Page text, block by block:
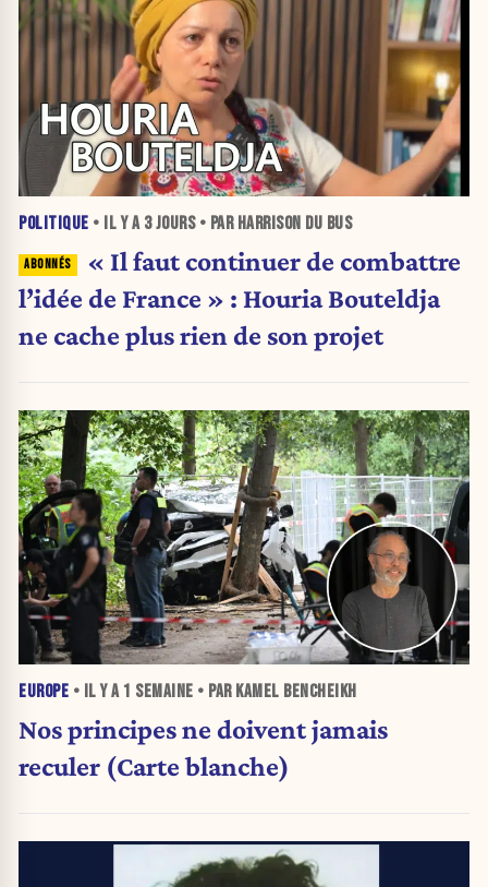
POLITIQUE • IL Y A 3 JOURS• PAR HARRISON DU BUS
« Il faut continuer de combattre
l’idée de France » : Houria Bouteldja
ne cache plus rien de son projet
EUROPE • IL Y A 1 SEMAINE • PAR KAMEL BENCHEIKH
Nos principes ne doivent jamais
reculer (Carte blanche)